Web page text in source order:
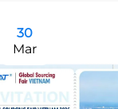
30
Mar